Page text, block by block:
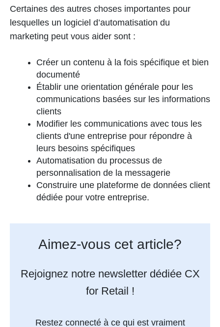
Certaines des autres choses importantes pour
lesquelles un logiciel d’automatisation du
marketing peut vous aider sont :
Créer un contenu à la fois spécifique et bien
documenté
Établir une orientation générale pour les
communications basées sur les informations
clients
Modifier les communications avec tous les
clients d'une entreprise pour répondre à
leurs besoins spécifiques
Automatisation du processus de
personnalisation de la messagerie
Construire une plateforme de données client
dédiée pour votre entreprise.
Aimez-vous cet article?
Rejoignez notre newsletter dédiée CX
for Retail !
Restez connecté à ce qui est vraiment